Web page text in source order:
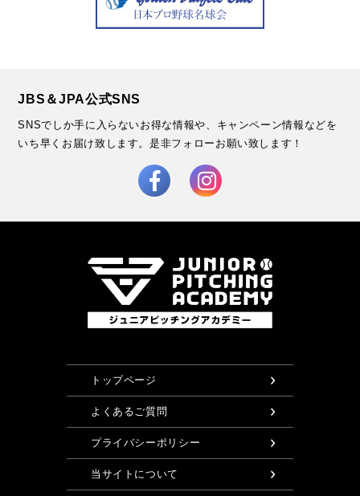
JBS＆JPA公式SNS
SNSでしか手に入らないお得な情報や、キャンペーン情報などを
いち早くお届け致します。是非フォローお願い致します！
トップページ
よくあるご質問
プライバシーポリシー
当サイトについて